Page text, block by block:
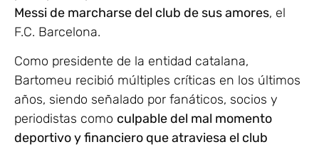
Messi de marcharse del club de sus amores, el
F.C. Barcelona.
Como presidente de la entidad catalana,
Bartomeu recibió múltiples críticas en los últimos
años, siendo señalado por fanáticos, socios y
periodistas como culpable del mal momento
deportivo y financiero que atraviesa el club